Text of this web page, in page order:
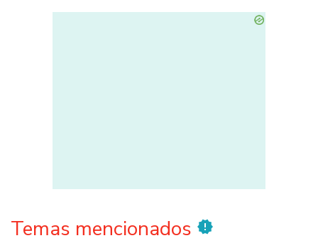
Temas mencionados new_releases